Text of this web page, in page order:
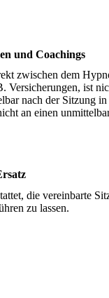
und Coachings
zwischen dem
Versicherungen, ist
nach der Sitzung
an einen
die vereinbarte
zu lassen.